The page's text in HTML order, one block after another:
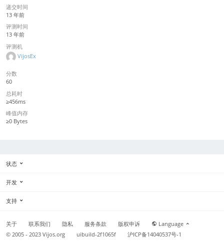
递交时间
13 年前
评测时间
13 年前
评测机
VijosEx
分数
60
总耗时
≥456ms
峰值内存
≥0 Bytes
状态
开发
支持
关于 联系我们 隐私 服务条款 版权申诉
Language
© 2005 - 2023Vijos.org uibuild-2f1065f 沪ICP备14040537号-1